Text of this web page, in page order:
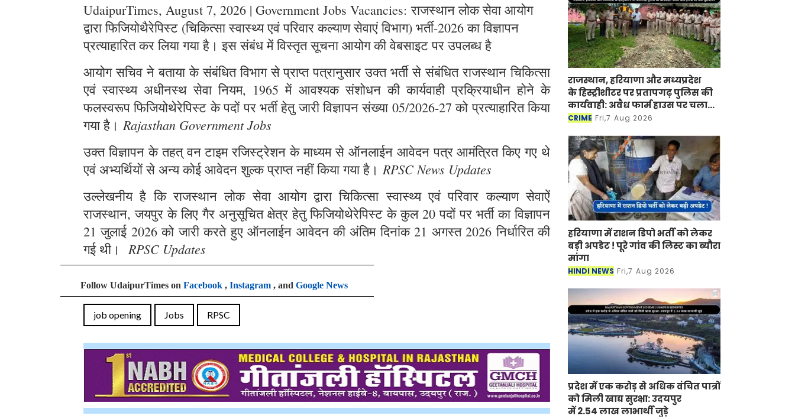
UdaipurTimes, August 7, 2026 | Government Jobs Vacancies: राजस्थान लोक सेवा आयोग
द्वारा फिजियोथैरेपिस्ट (चिकित्सा स्वास्थ्य एवं परिवार कल्याण सेवाएं विभाग) भर्ती-2026 का विज्ञापन
प्रत्याहारित कर लिया गया है। इस संबंध में विस्तृत सूचना आयोग की वेबसाइट पर उपलब्ध है
आयोग सचिव ने बताया के संबंधित विभाग से प्राप्त पत्रानुसार उक्त भर्ती से संबंधित राजस्थान चिकित्सा
एवं स्वास्थ्य अधीनस्थ सेवा नियम, 1965 में आवश्यक संशोधन की कार्यवाही प्रक्रियाधीन होने के
फलस्वरूप फिजियोथेरेपिस्ट के पदों पर भर्ती हेतु जारी विज्ञापन संख्या 05/2026-27 को प्रत्याहारित किया
गया है। Rajasthan Government Jobs
उक्त विज्ञापन के तहत् वन टाइम रजिस्ट्रेशन के माध्यम से ऑनलाईन आवेदन पत्र आमंत्रित किए गए थे
एवं अभ्यर्थियों से अन्य कोई आवेदन शुल्क प्राप्त नहीं किया गया है। RPSC News Updates
उल्लेखनीय है कि राजस्थान लोक सेवा आयोग द्वारा चिकित्सा स्वास्थ्य एवं परिवार कल्याण सेवाऐं
राजस्थान, जयपुर के लिए गैर अनुसूचित क्षेत्र हेतु फिजियोथेरेपिस्ट के कुल 20 पदों पर भर्ती का विज्ञापन
21 जुलाई 2026 को जारी करते हुए ऑनलाईन आवेदन की अंतिम दिनांक 21 अगस्त 2026 निर्धारित की
गई थी। RPSC Updates
Follow UdaipurTimes on Facebook , Instagram , and Google News
job opening Jobs RPSC
राजस्थान, हरियाणा और मध्यप्रदेश
के हिस्ट्रीशीटर पर प्रतापगढ़ पुलिस की
कार्यवाही: अवैध फार्म हाउस पर चला
बुलडोजर
CRIME Fri,7 Aug 2026
हरियाणा में राशन डिपो भर्ती को लेकर
बड़ी अपडेट ! पूरे गांव की लिस्ट का ब्यौरा
मांगा
HINDI NEWS Fri,7 Aug 2026
प्रदेश में एक करोड़ से अधिक वंचित पात्रों
को मिली खाद्य सुरक्षा: उदयपुर
में 2.54 लाख लाभार्थी जुड़े